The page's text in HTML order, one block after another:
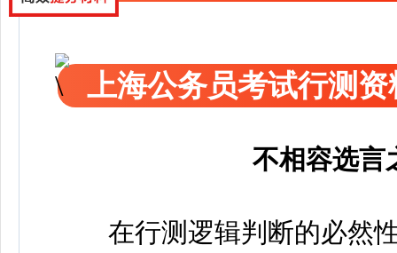
上海公务员考试行测
不相容选言
在行测逻辑判断的必然性